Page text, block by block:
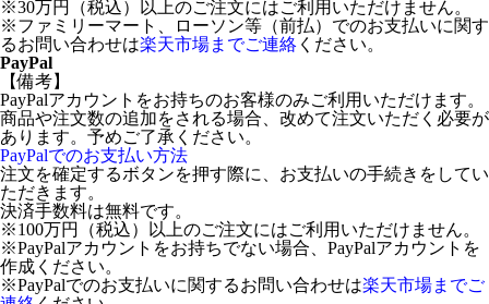
※30万円（税込）以上のご注文にはご利用いただけません。
※ファミリーマート、ローソン等（前払）でのお支払いに関す
るお問い合わせは楽天市場までご連絡 ください。
PayPal
【備考】
PayPalアカウントをお持ちのお客様のみご利用いただけます。
商品や注文数の追加をされる場合、改めて注文いただく必要が
あります。予めご了承ください。
PayPalでのお支払い方法
注文を確定するボタンを押す際に、お支払いの手続きをしてい
ただきます。
決済手数料は無料です。
※100万円（税込）以上のご注文にはご利用いただけません。
※PayPalアカウントをお持ちでない場合、PayPalアカウントを
作成ください。
※PayPalでのお支払いに関するお問い合わせは楽天市場までご